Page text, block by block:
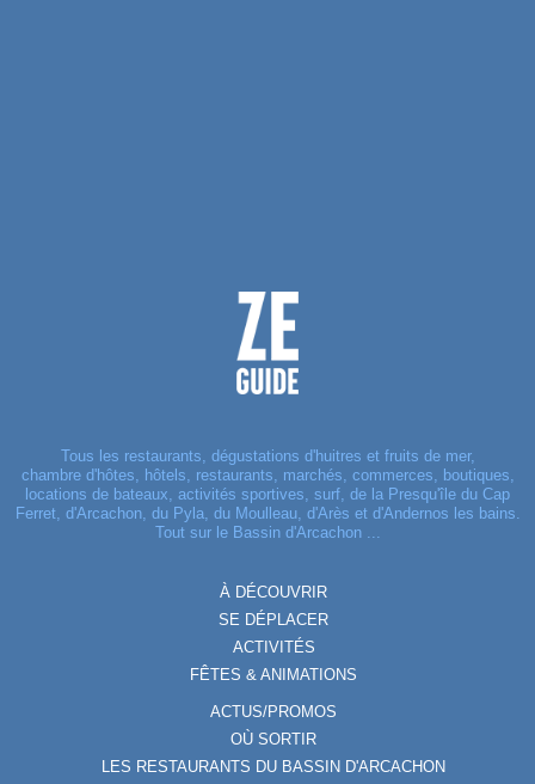
Tous les restaurants, dégustations d'huitres et fruits de mer,
chambre d'hôtes, hôtels, restaurants, marchés, commerces, boutiques,
locations de bateaux, activités sportives, surf, de la Presqu'île du Cap
Ferret, d'Arcachon, du Pyla, du Moulleau, d'Arès et d'Andernos les bains.
Tout sur le Bassin d'Arcachon ...
À DÉCOUVRIR
SE DÉPLACER
ACTIVITÉS
FÊTES & ANIMATIONS
ACTUS/PROMOS
OÙ SORTIR
LES RESTAURANTS DU BASSIN D'ARCACHON